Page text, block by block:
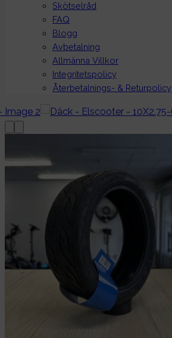
Skötselråd
FAQ
Blogg
Avbetalning
Allmänna Villkor
Integritetspolicy
Återbetalnings- & Returpolicy